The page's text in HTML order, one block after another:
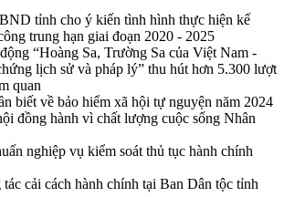
tỉnh cho ý kiến tình hình thực hiện kế
trung hạn giai đoạn 2020 - 2025
“Hoàng Sa, Trường Sa của Việt Nam -
lịch sử và pháp lý” thu hút hơn 5.300 lượt
quan
biết về bảo hiểm xã hội tự nguyện năm 2024
đồng hành vì chất lượng cuộc sống Nhân
nghiệp vụ kiểm soát thủ tục hành chính
cải cách hành chính tại Ban Dân tộc tỉnh